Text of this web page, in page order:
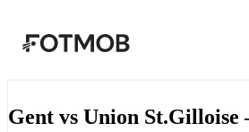
ข้ามไปยังเนื้อหาหลัก
Gent vs Union